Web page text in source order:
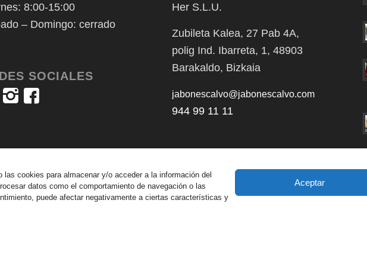
cookies para almacenar y/o acceder a la información del
datos como el comportamiento de navegación o las
puede afectar negativamente a ciertas características y
Aceptar
8:00-15:00
– Domingo: cerrado
SOCIALES
Her S.L.U.
Zubileta Kalea, 27 Pab 4A,
polig Ind. Ibarreta, 1, 48903
Barakaldo, Bizkaia
jabonescalvo@jabonescalvo.com
944 99 11 11